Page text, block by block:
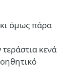
όμως πάρα
κενά